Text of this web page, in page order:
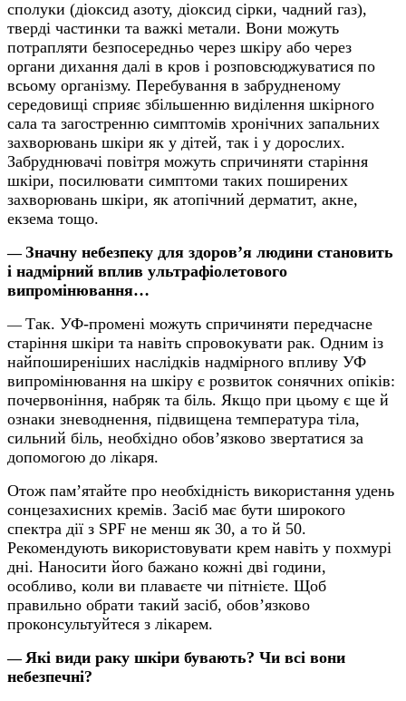
сполуки (діоксид азоту, діоксид сірки, чадний газ),
тверді частинки та важкі метали. Вони можуть
потрапляти безпосередньо через шкіру або через
органи дихання далі в кров і розповсюджуватися по
всьому організму. Перебування в забрудненому
середовищі сприяє збільшенню виділення шкірного
сала та загостренню симптомів хронічних запальних
захворювань шкіри як у дітей, так і у дорослих.
Забруднювачі повітря можуть спричиняти старіння
шкіри, посилювати симптоми таких поширених
захворювань шкіри, як атопічний дерматит, акне,
екзема тощо.
—Значну небезпеку для здоров’я людини становить
і надмірний вплив ультрафіолетового
випромінювання…
— Так. УФ-промені можуть спричиняти передчасне
старіння шкіри та навіть спровокувати рак. Одним із
найпоширеніших наслідків надмірного впливу УФ
випромінювання на шкіру є розвиток сонячних опіків:
почервоніння, набряк та біль. Якщо при цьому є ще й
ознаки зневоднення, підвищена температура тіла,
сильний біль, необхідно обов’язково звертатися за
допомогою до лікаря.
Отож пам’ятайте про необхідність використання удень
сонцезахисних кремів. Засіб має бути широкого
спектра дії з SPF не менш як 30, а то й 50.
Рекомендують використовувати крем навіть у похмурі
дні. Наносити його бажано кожні дві години,
особливо, коли ви плаваєте чи пітнієте. Щоб
правильно обрати такий засіб, обов’язково
проконсультуйтеся з лікарем.
— Які види раку шкіри бувають? Чи всі вони
небезпечні?